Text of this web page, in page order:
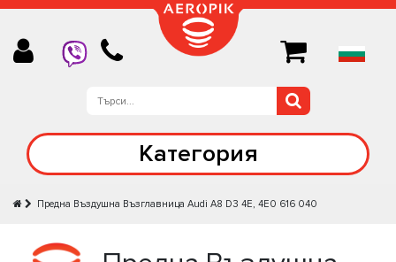
Категория
Предна Въздушна Възглавница Audi A8 D3 4E, 4E0 616 040